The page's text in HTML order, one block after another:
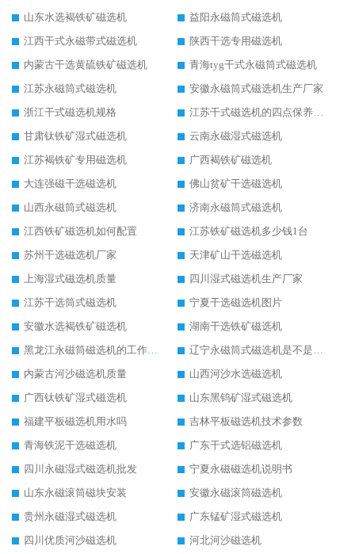
山东水选褐铁矿磁选机
益阳永磁筒式磁选机
江西干式永磁带式磁选机
陕西干选专用磁选机
内蒙古干选黄硫铁矿磁选机
青海tyg干式永磁筒式磁选机
江苏永磁筒式磁选机
安徽永磁筒式磁选机生产厂家
浙江干式磁选机规格
甘肃钛铁矿湿式磁选机
云南永磁湿式磁选机
江苏褐铁矿专用磁选机
广西褐铁矿磁选机
大连强磁干选磁选机
佛山贫矿干选磁选机
山西永磁筒式磁选机
济南永磁筒式磁选机
江西铁矿磁选机如何配置
江苏铁矿磁选机多少钱1台
苏州干选磁选机厂家
天津矿山干选磁选机
上海湿式磁选机质量
四川湿式磁选机生产厂家
江苏干选筒式磁选机
宁夏干选磁选机图片
安徽水选褐铁矿磁选机
湖南干选铁矿磁选机
内蒙古河沙磁选机质量
山西河沙水选磁选机
广西钛铁矿湿式磁选机
山东黑钨矿湿式磁选机
福建平板磁选机用水吗
吉林平板磁选机技术参数
青海铁泥干选磁选机
广东干式选铝磁选机
四川永磁湿式磁选机批发
宁夏永磁磁选机说明书
山东永磁滚筒磁块安装
安徽永磁滚筒磁选机
贵州永磁湿式磁选机
广东锰矿湿式磁选机
四川优质河沙磁选机
河北河沙磁选机